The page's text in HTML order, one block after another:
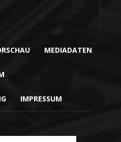
MEDIADATEN
IMPRESSUM